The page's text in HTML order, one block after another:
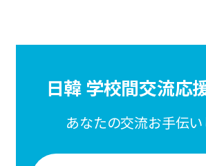
日韓 学校間交流応
あなたの交流お手伝